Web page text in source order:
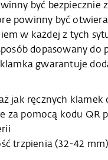
być bezpiecznie
powinny być
w każdej z tych
dopasowany do
gwarantuje
jak ręcznych klamek
za pomocą kodu QR
trzpienia (32-42 mm)